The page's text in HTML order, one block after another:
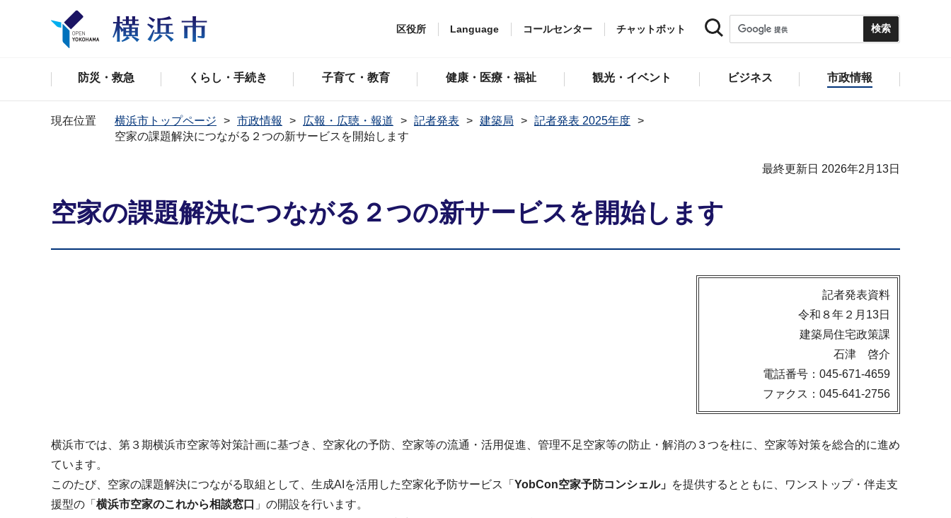
区役所 Language コールセンター チャットボット
防災・救急 くらし・手続き 子育て・教育 健康・医療・福祉 観光・イベント ビジネス 市政情報
現在位置 横浜市トップページ 市政情報 広報・広聴・報道 記者発表 建築局
記者発表 2025年度
空家の課題解決につながる２つの新サービスを開始します
最終更新日 2026年2月13日
空家の課題解決につながる２つの新サービスを開始します
記者発表資料
令和８年２月13日
建築局住宅政策課
石津 啓介
電話番号：045-671-4659
ファクス：045-641-2756
横浜市では、第３期横浜市空家等対策計画に基づき、空家化の予防、空家等の流通・活用促進、管理不足空家等の防止・解消の３つを柱に、空家等対策を総合的に進め
ています。
このたび、空家の課題解決につながる取組として、生成AIを活用した空家化予防サービス「 YobCon空家予防コンシェル」 を提供するとともに、ワンストップ・伴走支
援型の「 横浜市空家のこれから相談窓口 」の開設を行います。